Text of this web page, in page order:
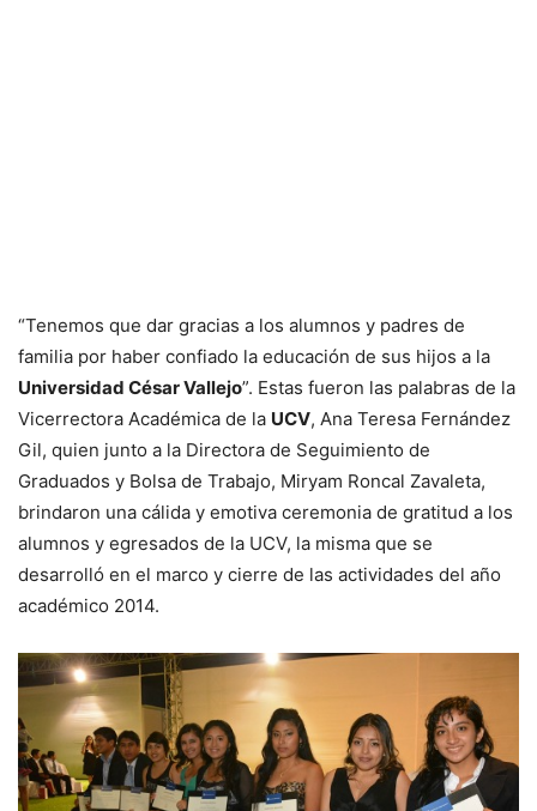
“Tenemos que dar gracias a los alumnos y padres de
familia por haber confiado la educación de sus hijos a la
Universidad César Vallejo”. Estas fueron las palabras de la
Vicerrectora Académica de la UCV, Ana Teresa Fernández
Gil, quien junto a la Directora de Seguimiento de
Graduados y Bolsa de Trabajo, Miryam Roncal Zavaleta,
brindaron una cálida y emotiva ceremonia de gratitud a los
alumnos y egresados de la UCV, la misma que se
desarrolló en el marco y cierre de las actividades del año
académico 2014.